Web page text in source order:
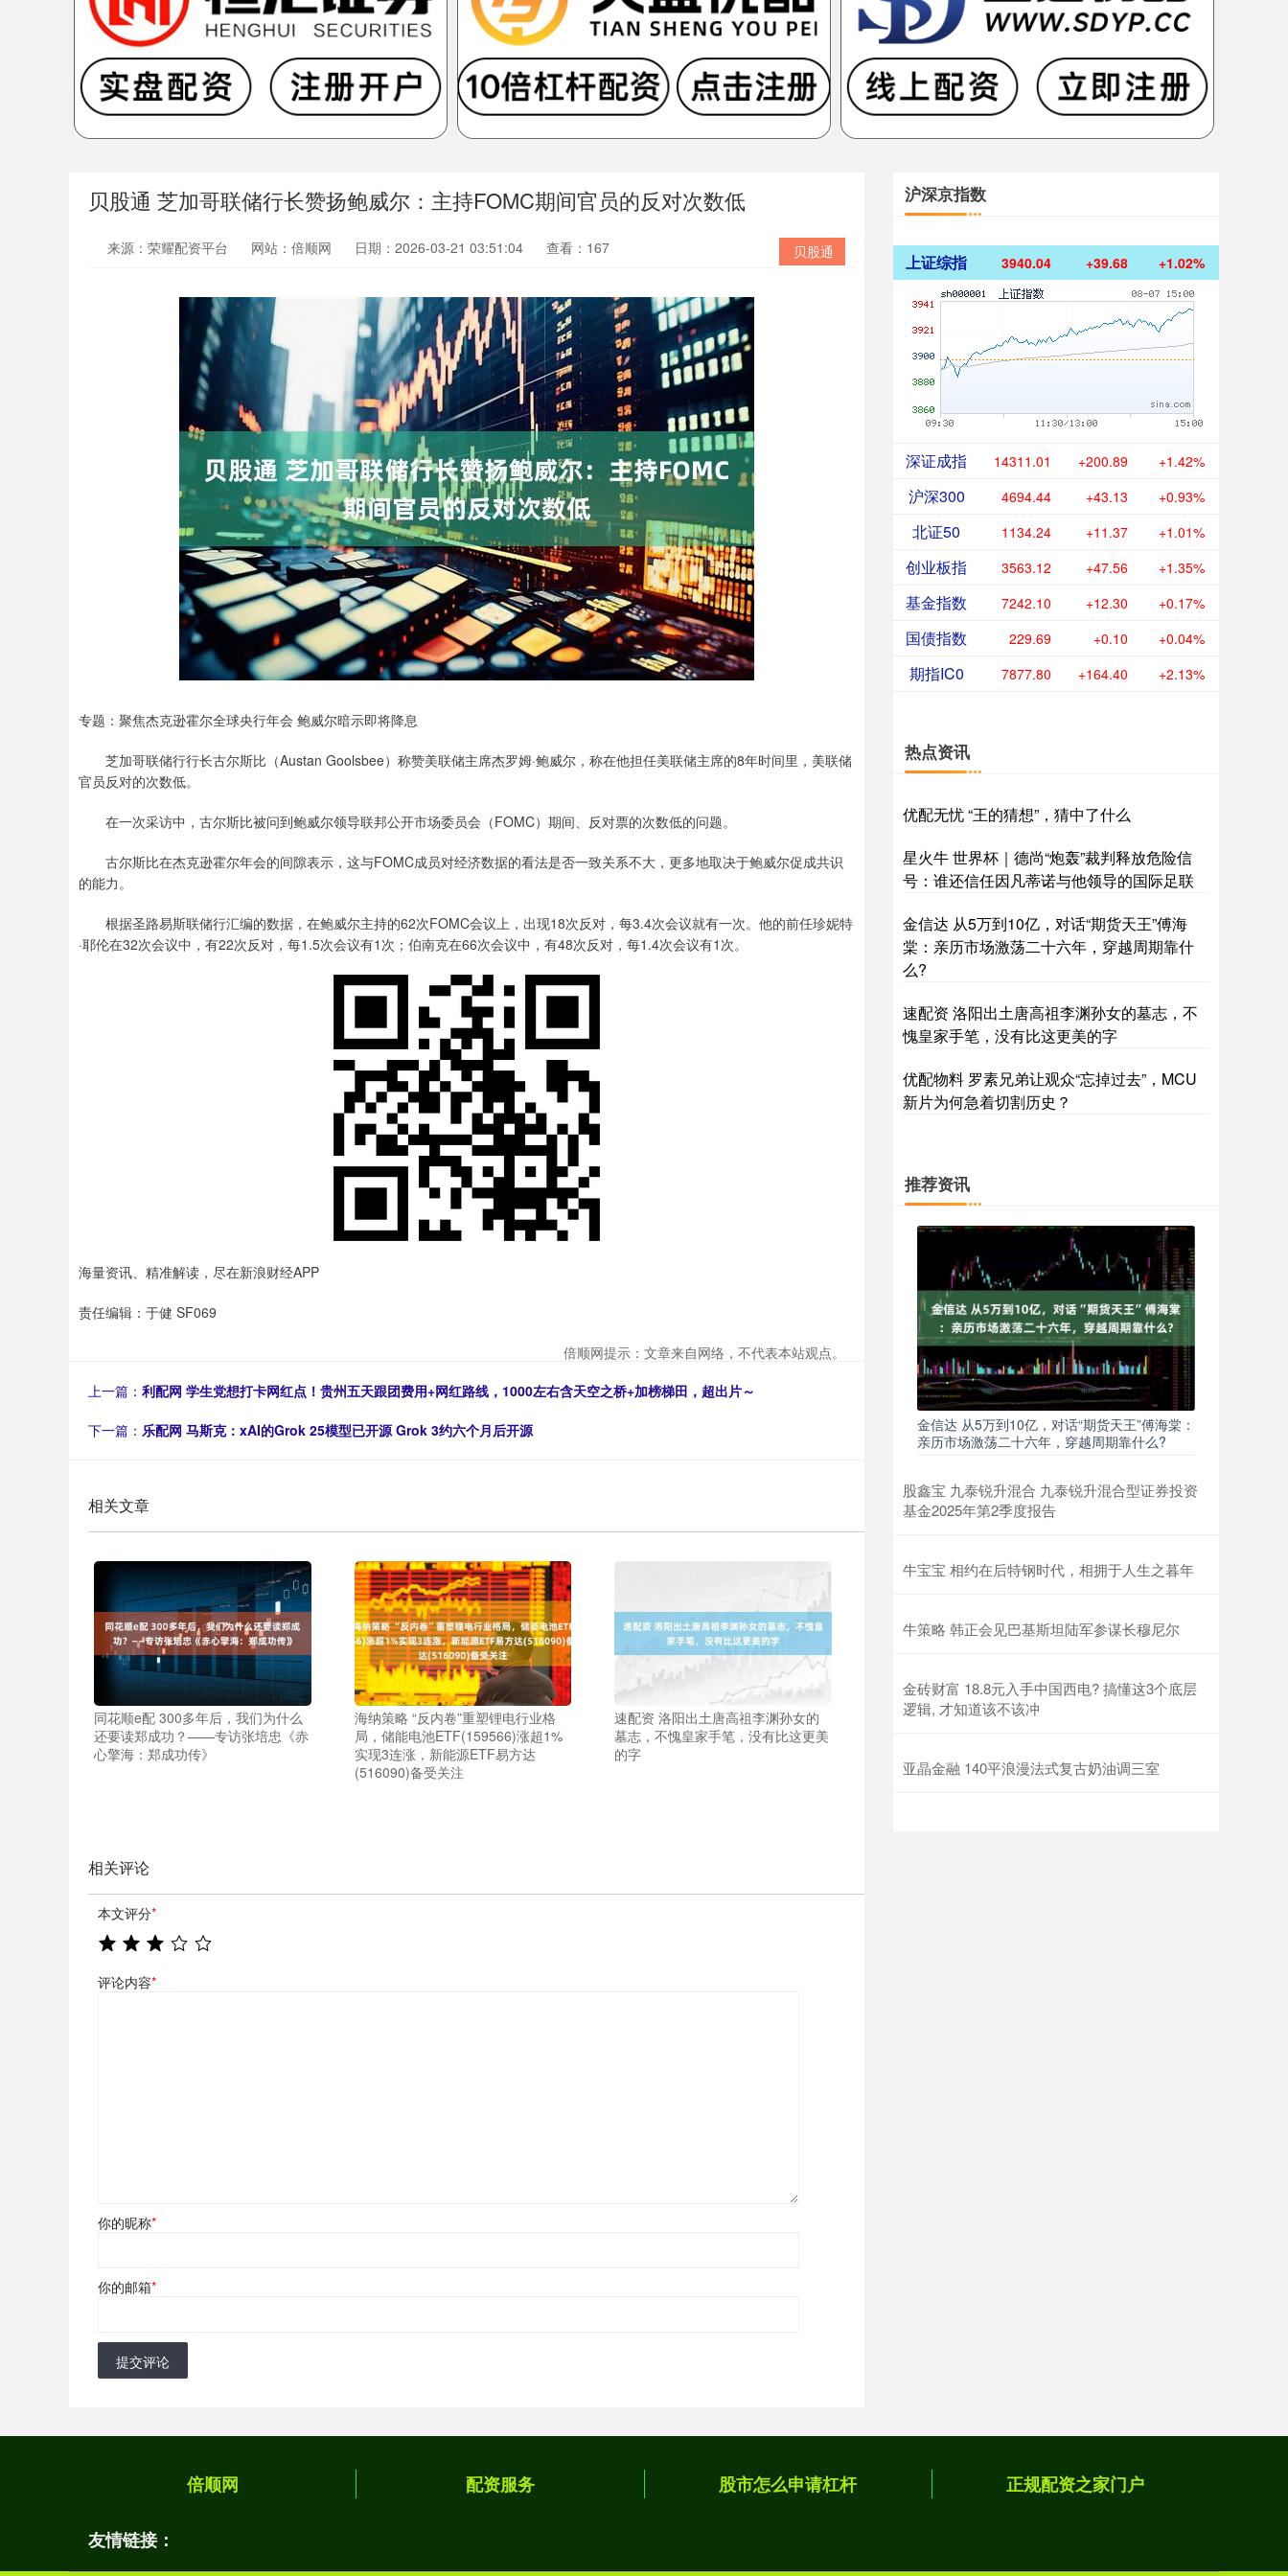
贝股通 芝加哥联储行长赞扬鲍威尔：主持FOMC期间官员的反对次数低
贝股通
来源：荣耀配资平台 网站：倍顺网 日期：2026-03-21 03:51:04 查看：167
专题：聚焦杰克逊霍尔全球央行年会 鲍威尔暗示即将降息
芝加哥联储行行长古尔斯比（Austan Goolsbee）称赞美联储主席杰罗姆·鲍威尔，称在他担任美联储主席的8年时间里，美联储
官员反对的次数低。
在一次采访中，古尔斯比被问到鲍威尔领导联邦公开市场委员会（FOMC）期间、反对票的次数低的问题。
古尔斯比在杰克逊霍尔年会的间隙表示，这与FOMC成员对经济数据的看法是否一致关系不大，更多地取决于鲍威尔促成共识
的能力。
根据圣路易斯联储行汇编的数据，在鲍威尔主持的62次FOMC会议上，出现18次反对，每3.4次会议就有一次。他的前任珍妮特
·耶伦在32次会议中，有22次反对，每1.5次会议有1次；伯南克在66次会议中，有48次反对，每1.4次会议有1次。
海量资讯、精准解读，尽在新浪财经APP
责任编辑：于健 SF069
倍顺网提示：文章来自网络，不代表本站观点。
上一篇： 利配网 学生党想打卡网红点！贵州五天跟团费用+网红路线，1000左右含天空之桥+加榜梯田，超出片～
下一篇： 乐配网 马斯克：xAI的Grok 25模型已开源 Grok 3约六个月后开源
相关文章
同花顺e配 300多年后，我们为什么
还要读郑成功？——专访张培忠《赤
心擎海：郑成功传》
海纳策略 “反内卷”重塑锂电行业格
局，储能电池ETF(159566)涨超1%
实现3连涨，新能源ETF易方达
(516090)备受关注
速配资 洛阳出土唐高祖李渊孙女的
墓志，不愧皇家手笔，没有比这更美
的字
相关评论
本文评分*
评论内容*
你的昵称*
你的邮箱*
提交评论
沪深京指数
上证综指 3940.04 +39.68 +1.02%
深证成指 14311.01 +200.89 +1.42%
沪深300 4694.44 +43.13 +0.93%
北证50 1134.24 +11.37 +1.01%
创业板指 3563.12 +47.56 +1.35%
基金指数 7242.10 +12.30 +0.17%
国债指数 229.69 +0.10 +0.04%
期指IC0 7877.80 +164.40 +2.13%
热点资讯
优配无忧 “王的猜想”，猜中了什么
星火牛 世界杯｜德尚“炮轰”裁判释放危险信
号：谁还信任因凡蒂诺与他领导的国际足联
金信达 从5万到10亿，对话“期货天王”傅海
棠：亲历市场激荡二十六年，穿越周期靠什
么?
速配资 洛阳出土唐高祖李渊孙女的墓志，不
愧皇家手笔，没有比这更美的字
优配物料 罗素兄弟让观众“忘掉过去”，MCU
新片为何急着切割历史？
推荐资讯
金信达 从5万到10亿，对话“期货天王”傅海棠：
亲历市场激荡二十六年，穿越周期靠什么?
股鑫宝 九泰锐升混合 九泰锐升混合型证券投资
基金2025年第2季度报告
牛宝宝 相约在后特钢时代，相拥于人生之暮年
牛策略 韩正会见巴基斯坦陆军参谋长穆尼尔
金砖财富 18.8元入手中国西电? 搞懂这3个底层
逻辑, 才知道该不该冲
亚晶金融 140平浪漫法式复古奶油调三室
倍顺网 配资服务 股市怎么申请杠杆 正规配资之家门户
友情链接：